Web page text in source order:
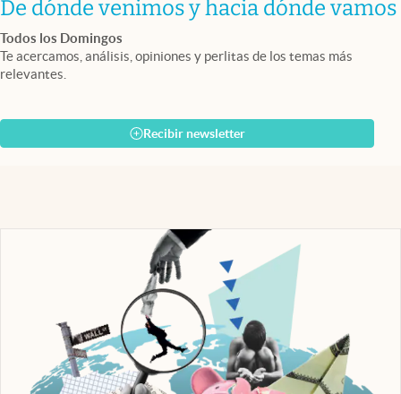
De dónde venimos y hacia dónde vamos
Todos los Domingos
Te acercamos, análisis, opiniones y perlitas de los temas más
relevantes.
Recibir newsletter